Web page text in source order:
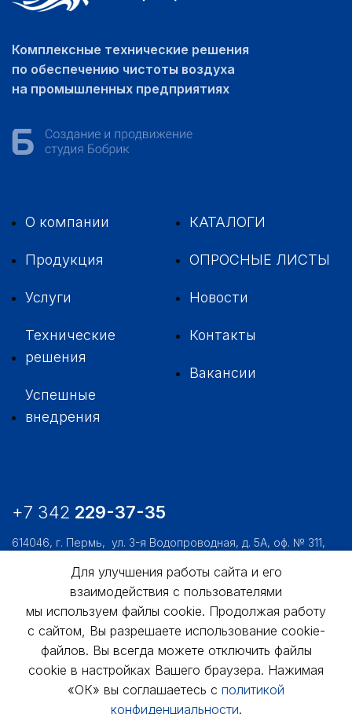
Комплексные технические решения
по обеспечению чистоты воздуха
на промышленных предприятиях
О компании
Продукция
Услуги
Технические
решения
Успешные
внедрения
КАТАЛОГИ
ОПРОСНЫЕ ЛИСТЫ
Новости
Контакты
Вакансии
+7 342 229-37-35
614046, г. Пермь, ул. 3-я Водопроводная, д. 5А, оф. № 311,
usk@usk.perm.ru
Обратная связь
Для улучшения работы сайта и его
взаимодействия с пользователями
мы используем файлы cookie. Продолжая работу
с сайтом, Вы разрешаете использование cookie-
файлов. Вы всегда можете отключить файлы
cookie в настройках Вашего браузера. Нажимая
«ОК» вы соглашаетесь с политикой
конфиденциальности.